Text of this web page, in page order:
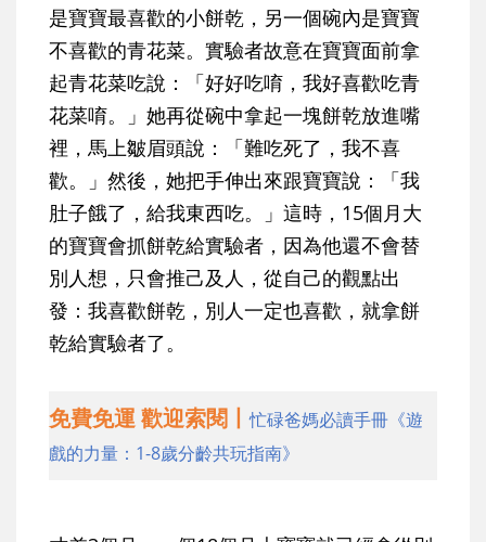
是寶寶最喜歡的小餅乾，另一個碗內是寶寶
不喜歡的青花菜。實驗者故意在寶寶面前拿
起青花菜吃說：「好好吃唷，我好喜歡吃青
花菜唷。」她再從碗中拿起一塊餅乾放進嘴
裡，馬上皺眉頭說：「難吃死了，我不喜
歡。」然後，她把手伸出來跟寶寶說：「我
肚子餓了，給我東西吃。」這時，15個月大
的寶寶會抓餅乾給實驗者，因為他還不會替
別人想，只會推己及人，從自己的觀點出
發：我喜歡餅乾，別人一定也喜歡，就拿餅
乾給實驗者了。
免費免運 歡迎索閱丨忙碌爸媽必讀手冊《遊
戲的力量：1-8歲分齡共玩指南》